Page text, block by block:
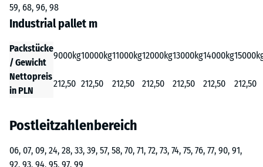
59, 68, 96, 98
Industrial pallet m
Packstücke
/ Gewicht
9000kg10000kg11000kg12000kg13000kg14000kg
Nettopreis
in PLN
212,50 212,50 212,50 212,50 212,50 212,50 212,50
Postleitzahlenbereich
06, 07, 09, 24, 28, 33, 39, 57, 58, 70, 71, 72, 73, 74, 75, 76, 77, 90, 91,
92, 93, 94, 95, 97, 99